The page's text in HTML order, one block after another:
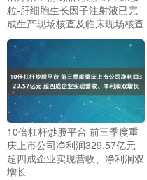
粒-肝细胞生长因子注射液已完
成生产现场核查及临床现场核查
10倍杠杆炒股平台 前三季度重
庆上市公司净利润329.57亿元
超四成企业实现营收、净利润双
增长